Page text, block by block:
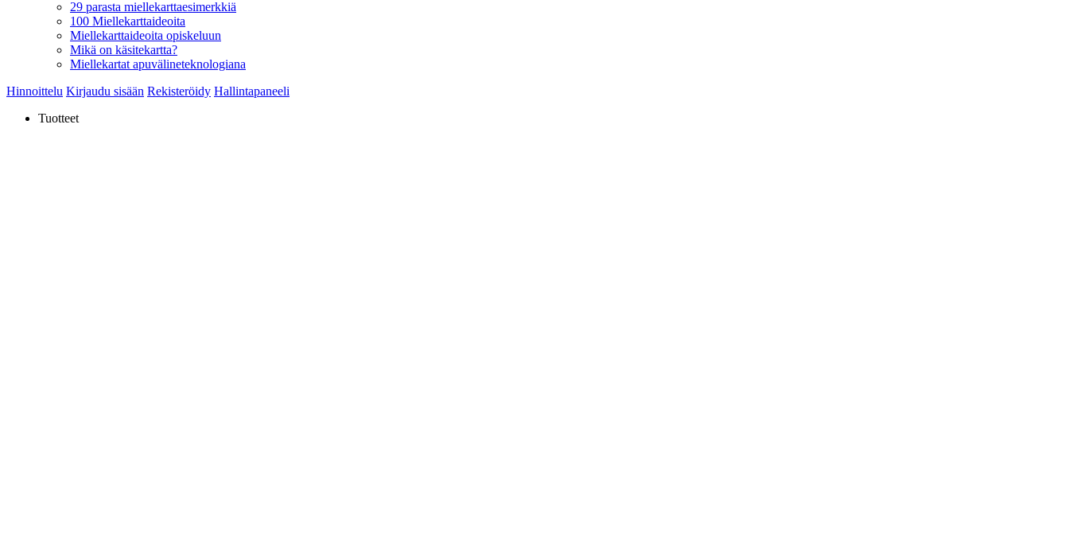
29 parasta miellekarttaesimerkkiä
100 Miellekarttaideoita
Miellekarttaideoita opiskeluun
Mikä on käsitekartta?
Miellekartat apuvälineteknologiana
Hinnoittelu Kirjaudu sisään Rekisteröidy Hallintapaneeli
Tuotteet